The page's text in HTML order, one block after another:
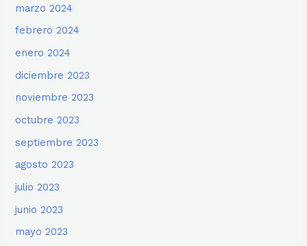
marzo 2024
febrero 2024
enero 2024
diciembre 2023
noviembre 2023
octubre 2023
septiembre 2023
agosto 2023
julio 2023
junio 2023
mayo 2023